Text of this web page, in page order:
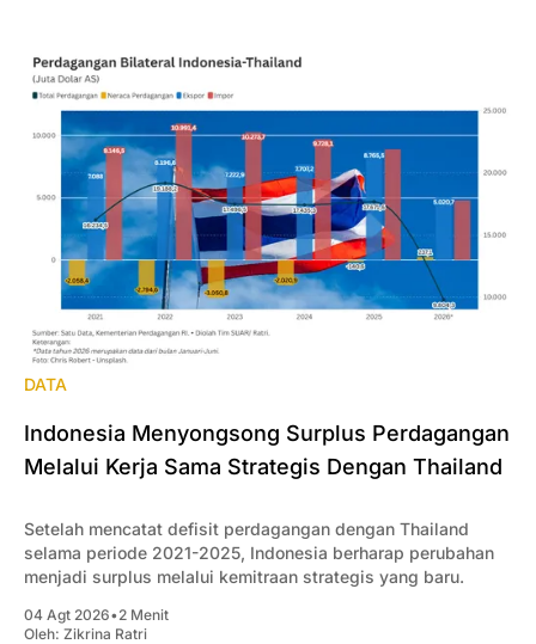
DATA
Indonesia Menyongsong Surplus Perdagangan
Melalui Kerja Sama Strategis Dengan Thailand
Setelah mencatat defisit perdagangan dengan Thailand
selama periode 2021-2025, Indonesia berharap perubahan
menjadi surplus melalui kemitraan strategis yang baru.
04 Agt 2026•2 Menit
Oleh: Zikrina Ratri